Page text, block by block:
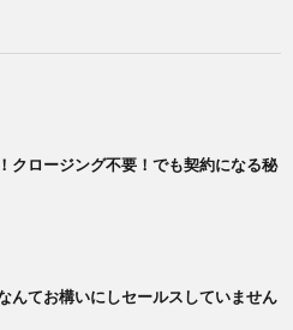
クロージング不要！でも契約になる秘
んてお構いにしセールスしていません